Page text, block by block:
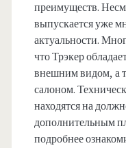
преимуществ.
выпускается уже
актуальности.
что Трэкер
внешним видом, а
салоном.
находятся на
дополнительным
подробнее